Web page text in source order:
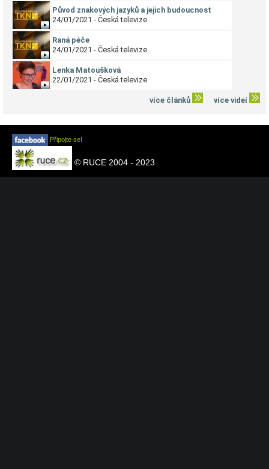
Původ znakových jazyků a jejich budoucnost
24/01/2021 - Česká televize
Raná péče
24/01/2021 - Česká televize
Lenka Matoušková
22/01/2021 - Česká televize
více článků více videí
Připojte se!
© RUCE 2004 - 2023